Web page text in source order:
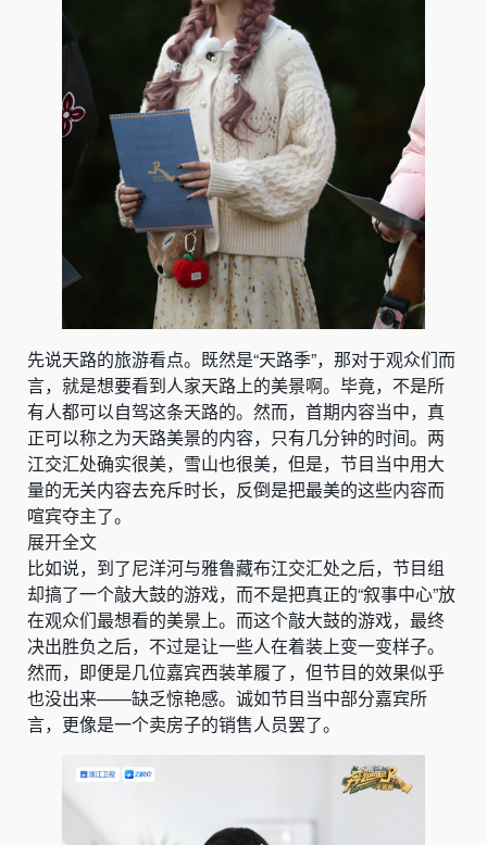
先说天路的旅游看点。既然是“天路季”，那对于观众们而
言，就是想要看到人家天路上的美景啊。毕竟，不是所
有人都可以自驾这条天路的。然而，首期内容当中，真
正可以称之为天路美景的内容，只有几分钟的时间。两
江交汇处确实很美，雪山也很美，但是，节目当中用大
量的无关内容去充斥时长，反倒是把最美的这些内容而
喧宾夺主了。
展开全文
比如说，到了尼洋河与雅鲁藏布江交汇处之后，节目组
却搞了一个敲大鼓的游戏，而不是把真正的“叙事中心”放
在观众们最想看的美景上。而这个敲大鼓的游戏，最终
决出胜负之后，不过是让一些人在着装上变一变样子。
然而，即便是几位嘉宾西装革履了，但节目的效果似乎
也没出来——缺乏惊艳感。诚如节目当中部分嘉宾所
言，更像是一个卖房子的销售人员罢了。